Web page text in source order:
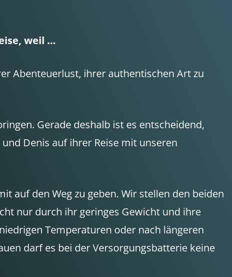
weil …
Abenteuerlust, ihrer authentischen Art zu
Gerade deshalb ist es entscheidend,
Denis auf ihrer Reise mit unseren
auf den Weg zu geben. Wir stellen den beiden
nur durch ihr geringes Gewicht und ihre
Temperaturen oder nach längeren
darf es bei der Versorgungsbatterie keine